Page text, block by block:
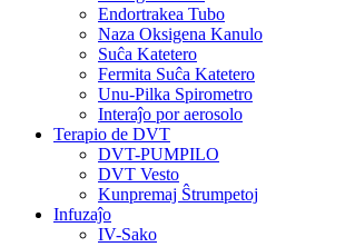
Endortrakea Tubo
Naza Oksigena Kanulo
Suĉa Katetero
Fermita Suĉa Katetero
Unu-Pilka Spirometro
Interaĵo por aerosolo
Terapio de DVT
DVT-PUMPILO
DVT Vesto
Kunpremaj Ŝtrumpetoj
Infuzaĵo
IV-Sako